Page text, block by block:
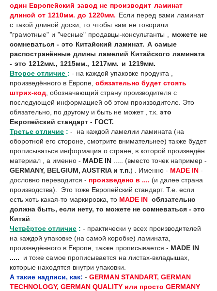
один Европейский завод не производит ламинат
длиной от 1210мм. до 1220мм. Если перед вами ламинат
с такой длиной доски, то чтобы вам не говорили
"грамотные" и "чесные" продавцы-консультанты , можете не
сомневаться - это Китайский ламинат. А самые
распостранённые длины ламелий Китайского ламината
- это 1212мм., 1215мм., 1217мм. и 1219мм.
Второе отличие : - на каждой упаковке продукта ,
произведённого в Европе, обязательно будет стоять
штрих-код , обозначающий страну производителя с
последующей информацией об этом производителе. Это
обязательно, по другому и быть не может , т.к. это
Европейский стандарт - ГОСТ.
Третье отличие : - на каждой ламелии ламината (на
оборотной его стороне, смотрите внимательнее) также будет
прописываться информация о стране, в которой произведён
материал , а именно - MADE IN ..... (вместо точек например -
GERMANY, BELGIUM, AUSTRIA и т.п.) . Именно - MADE IN -
дословно переводится - произведено в .... (и далее страна
производства). Это тоже Европейский стандарт. Т.е. если
есть хоть какая-то маркировка, то MADE IN обязательно
должна быть, если нету, то можете не сомневаться - это
Китай
Четвёртое отличие : - практически у всех производителей
на каждой упаковке (на самой коробке) ламината,
произведённого в Европе, также прописывается - MADE IN
..... и тоже самое прописывается на листах-вкладышах,
которые находятся внутри упаковки.
А такие надписи, как: - GERMAN STANDART, GERMAN
TECHNOLOGY, GERMAN QUALITY или просто GERMANY